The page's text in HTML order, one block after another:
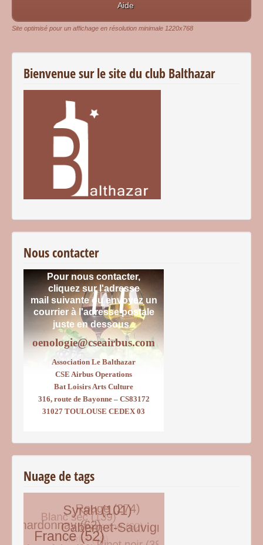
Aide
Site optimisé pour un affichage en résolution minimale 1220x768
Bienvenue sur le site du club Balthazar
Nous contacter
Pour nous contacter,
cliquez sur l'adresse
mail suivante ou envoyez un
courrierà l'adresse postale
juste en dessous :
oenologie@cseairbus.com
Association Le Balthazar
CSE Airbus Operations
Bat Loisirs Arts Culture
316, route de Bayonne – CS83172
31027 TOULOUSE CEDEX 03
Nuage de tags